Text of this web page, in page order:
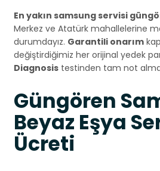
En yakın samsung servisi
Merkez ve Atatürk mahallelerine
durumdayız. Garantili onarım
değiştirdiğimiz her orijinal yedek
Diagnosis testinden tam not
Güngören
Beyaz Eşya
Ücreti